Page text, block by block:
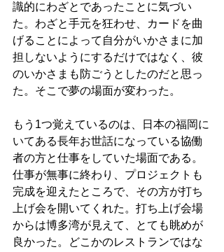
識的にわざとであったことに気づい
た。わざと手元を狂わせ、カードを曲
げることによって自分がいかさまに加
担しないようにするだけではなく、彼
のいかさまも防ごうとしたのだと思っ
た。そこで夢の場面が変わった。
もう1つ覚えているのは、日本の福岡に
いてある長年お世話になっている協働
者の方と仕事をしていた場面である。
仕事が無事に終わり、プロジェクトも
完成を迎えたところで、その方が打ち
上げ会を開いてくれた。打ち上げ会場
からは博多湾が見えて、とても眺めが
良かった。どこかのレストランではな